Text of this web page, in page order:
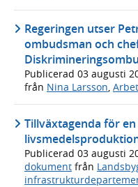
Regeringen utser
ombudsman och
Publicerad 03 augusti
från Nina Larsson,
Tillväxtagenda för
Publicerad 03 augusti
dokument från